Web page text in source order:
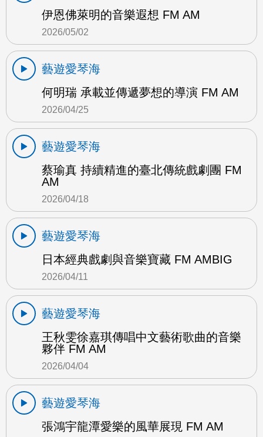
伊恩佛萊明的音樂遐想 FM AM
2026/05/02
藝遊愛琴海
何明瑞 承載並傳遞夢想的導演 FM AM
2026/04/25
藝遊愛琴海
蔡瑜真 持續精進的臺北傳統戲劇團 FM
AM
2026/04/18
藝遊愛琴海
日本經典戲劇與音樂寶藏 FM AMBIG
2026/04/11
藝遊愛琴海
王秋雯徐嘉琪傳唱中文藝術歌曲的音樂
夥伴 FM AM
2026/04/04
藝遊愛琴海
張鴻宇龍潭愛樂的風華展現 FM AM